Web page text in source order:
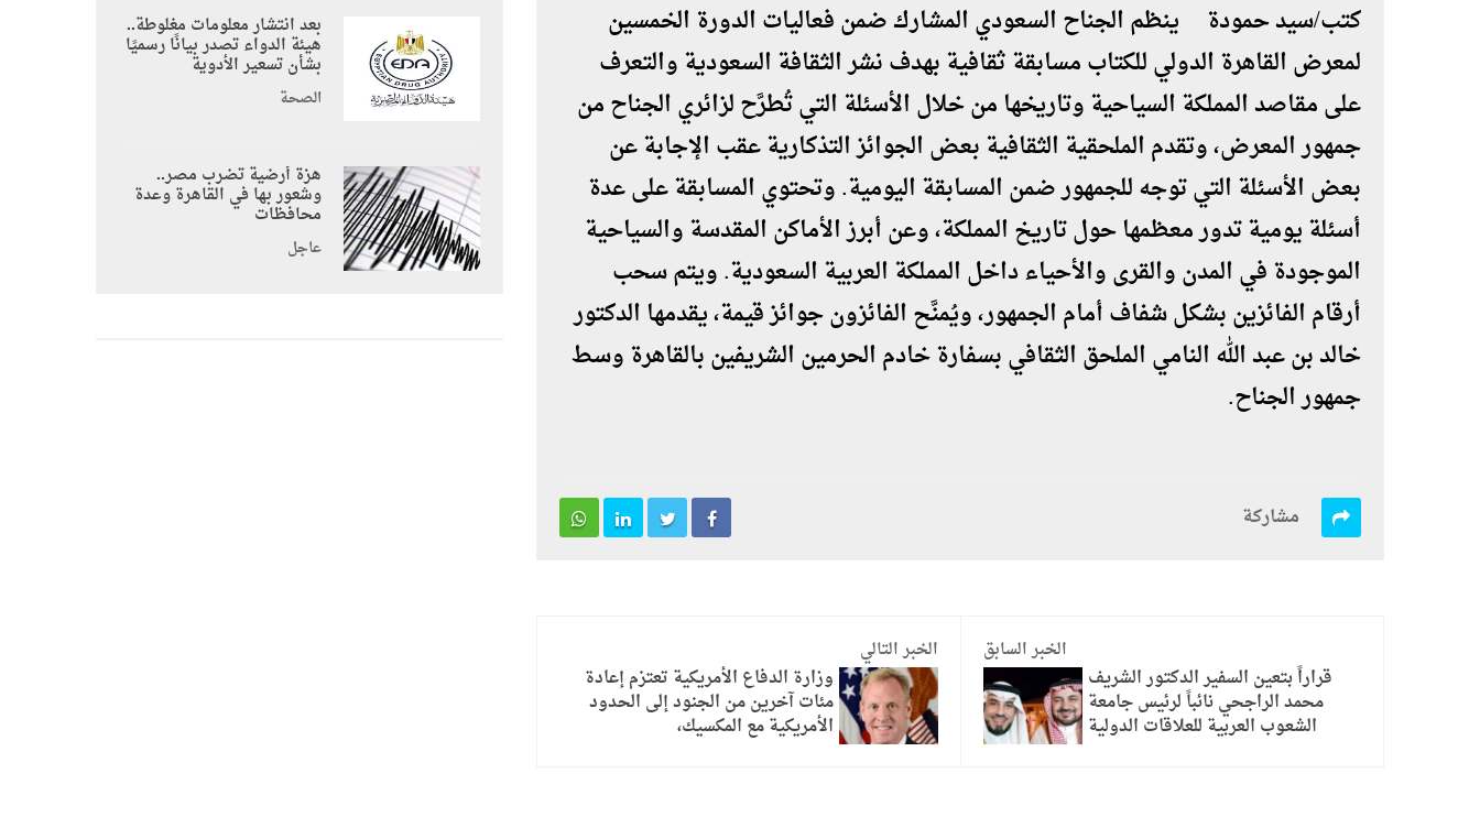
كتب/سيد حمودة ينظم الجناح السعودي المشارك ضمن فعاليات الدورة الخمسين
لمعرض القاهرة الدولي للكتاب مسابقة ثقافية بهدف نشر الثقافة السعودية والتعرف
على مقاصد المملكة السياحية وتاريخها من خلال الأسئلة التي تُطرَّح لزائري الجناح من
جمهور المعرض، وتقدم الملحقية الثقافية بعض الجوائز التذكارية عقب الإجابة عن
بعض الأسئلة التي توجه للجمهور ضمن المسابقة اليومية. وتحتوي المسابقة على عدة
أسئلة يومية تدور معظمها حول تاريخ المملكة، وعن أبرز الأماكن المقدسة والسياحية
الموجودة في المدن والقرى والأحياء داخل المملكة العربية السعودية. ويتم سحب
أرقام الفائزين بشكل شفاف أمام الجمهور، ويُمنَّح الفائزون جوائز قيمة، يقدمها الدكتور
خالد بن عبد الله النامي الملحق الثقافي بسفارة خادم الحرمين الشريفين بالقاهرة وسط
جمهور الجناح.
مشاركة
الخبر السابق
قراراً بتعين السفير الدكتور الشريف
محمد الراجحي نائباً لرئيس جامعة
الشعوب العربية للعلاقات الدولية
الخبر التالي
وزارة الدفاع الأمريكية تعتزم إعادة
مئات آخرين من الجنود إلى الحدود
الأمريكية مع المكسيك،
بعد انتشار معلومات مغلوطة..
هيئة الدواء تصدر بيانًا رسميًا
بشأن تسعير الأدوية
الصحة
هزة أرضية تضرب مصر..
وشعور بها في القاهرة وعدة
محافظات
عاجل